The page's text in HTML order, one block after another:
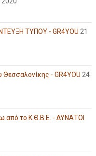
ΤΥΠΟΥ - GR4YOU 21
Θεσσαλονίκης - GR4YOU 24
από το Κ.Θ.Β.Ε. - ΔΥΝΑΤΟΙ